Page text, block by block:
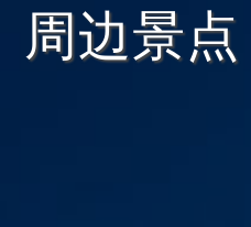
周边景点